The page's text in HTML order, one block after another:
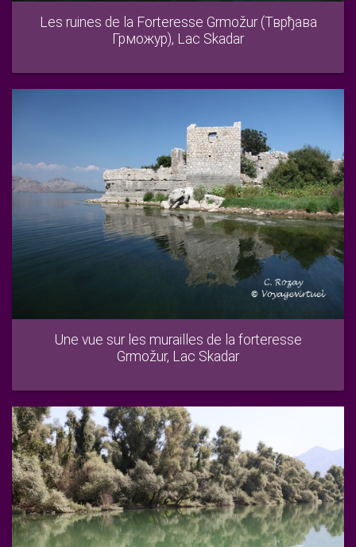
Les ruines de la Forteresse Grmožur (Тврђава
Грможур), Lac Skadar
Une vue sur les murailles de la forteresse
Grmožur, Lac Skadar